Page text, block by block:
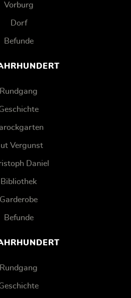
Vorburg
Dorf
Befunde
Rundgang
Vergunst
Daniel
Bibliothek
Garderobe
Befunde
Rundgang